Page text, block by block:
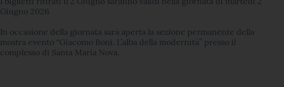
Giugno 2026
In occasione della giornata sarà aperta la sezione permanente della
mostra evento “Giacomo Boni. L’alba della modernità” presso il
complesso di Santa Maria Nova.